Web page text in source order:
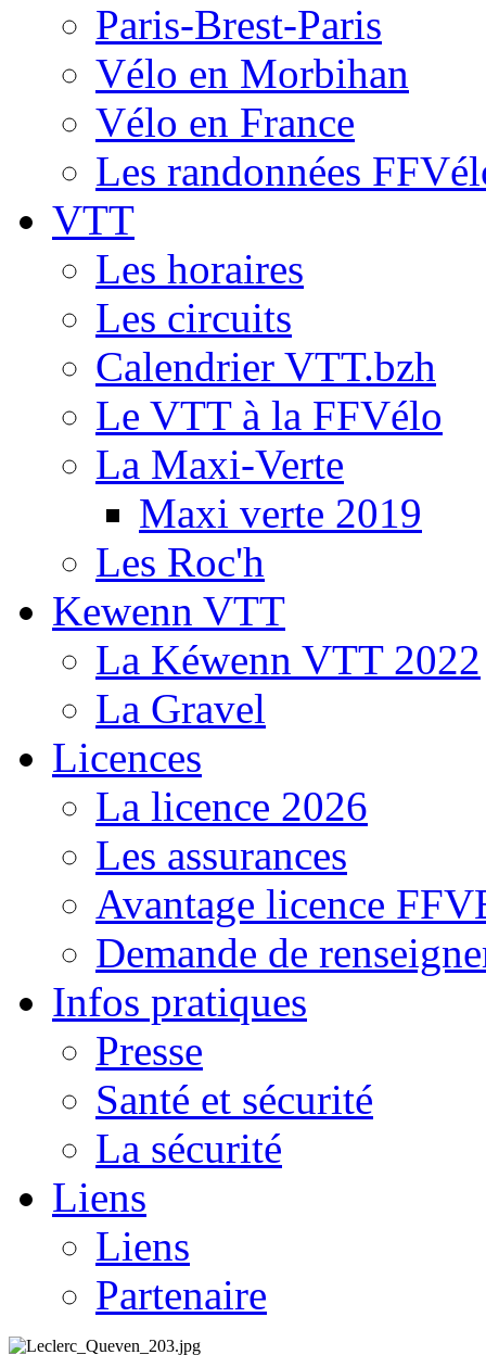
Paris-Brest-Paris
Vélo en Morbihan
Vélo en France
Les randonnées
VTT
Les horaires
Les circuits
Calendrier VTT.bzh
Le VTT à la FFVélo
La Maxi-Verte
Maxi verte 2019
Les Roc'h
Kewenn VTT
La Kéwenn VTT 2022
La Gravel
Licences
La licence 2026
Les assurances
Avantage licence
Demande de
Infos pratiques
Presse
Santé et sécurité
La sécurité
Liens
Liens
Partenaire